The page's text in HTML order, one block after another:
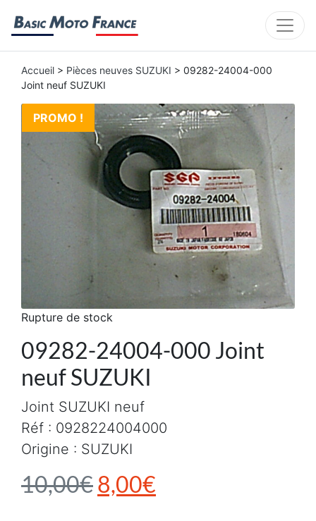
Accueil > Pièces neuves SUZUKI > 09282-24004-000
Joint neuf SUZUKI
PROMO !
09282-24004-000 Joint
neuf SUZUKI
10,00€Le prix initial était :
8,00€
Joint SUZUKI neuf
Réf : 0928224004000
Origine : SUZUKI
Rupture de stock